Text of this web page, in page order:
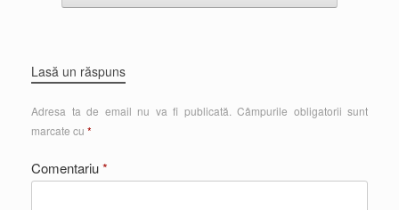
Lasă un răspuns
Adresa ta de email nu va fi publicată. Câmpurile obligatorii sunt
marcate cu *
Comentariu*